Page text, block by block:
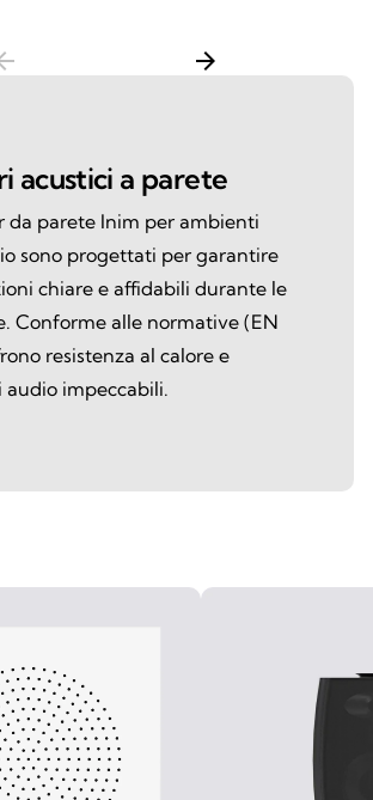
arrow_forward
acustici a parete
da parete Inim per ambienti
sono progettati per garantire
chiare e affidabili durante le
Conforme alle normative (EN
resistenza al calore e
audio impeccabili.